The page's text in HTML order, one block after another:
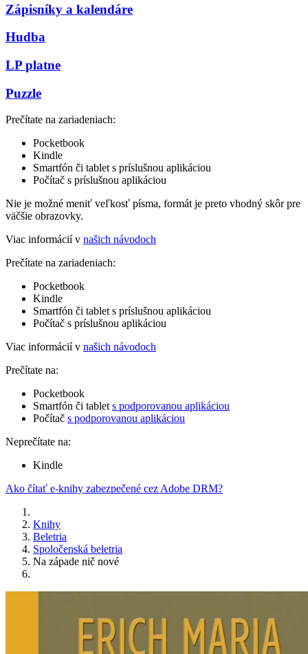
Zápisníky a kalendáre
Hudba
LP platne
Puzzle
Prečítate na zariadeniach:
Pocketbook
Kindle
Smartfón či tablet s príslušnou aplikáciou
Počítač s príslušnou aplikáciou
Nie je možné meniť veľkosť písma, formát je preto vhodný skôr pre
väčšie obrazovky.
Viac informácií v našich návodoch
Prečítate na zariadeniach:
Pocketbook
Kindle
Smartfón či tablet s príslušnou aplikáciou
Počítač s príslušnou aplikáciou
Viac informácií v našich návodoch
Prečítate na:
Pocketbook
Smartfón či tablet s podporovanou aplikáciou
Počítač s podporovanou aplikáciou
Neprečítate na:
Kindle
Ako čítať e-knihy zabezpečené cez Adobe DRM?
Knihy
Beletria
Spoločenská beletria
Na západe nič nové